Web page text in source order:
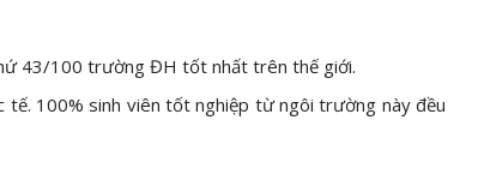
43/100 trường ĐH tốt nhất trên thế giới.
tế. 100% sinh viên tốt nghiệp từ ngôi trường này đều